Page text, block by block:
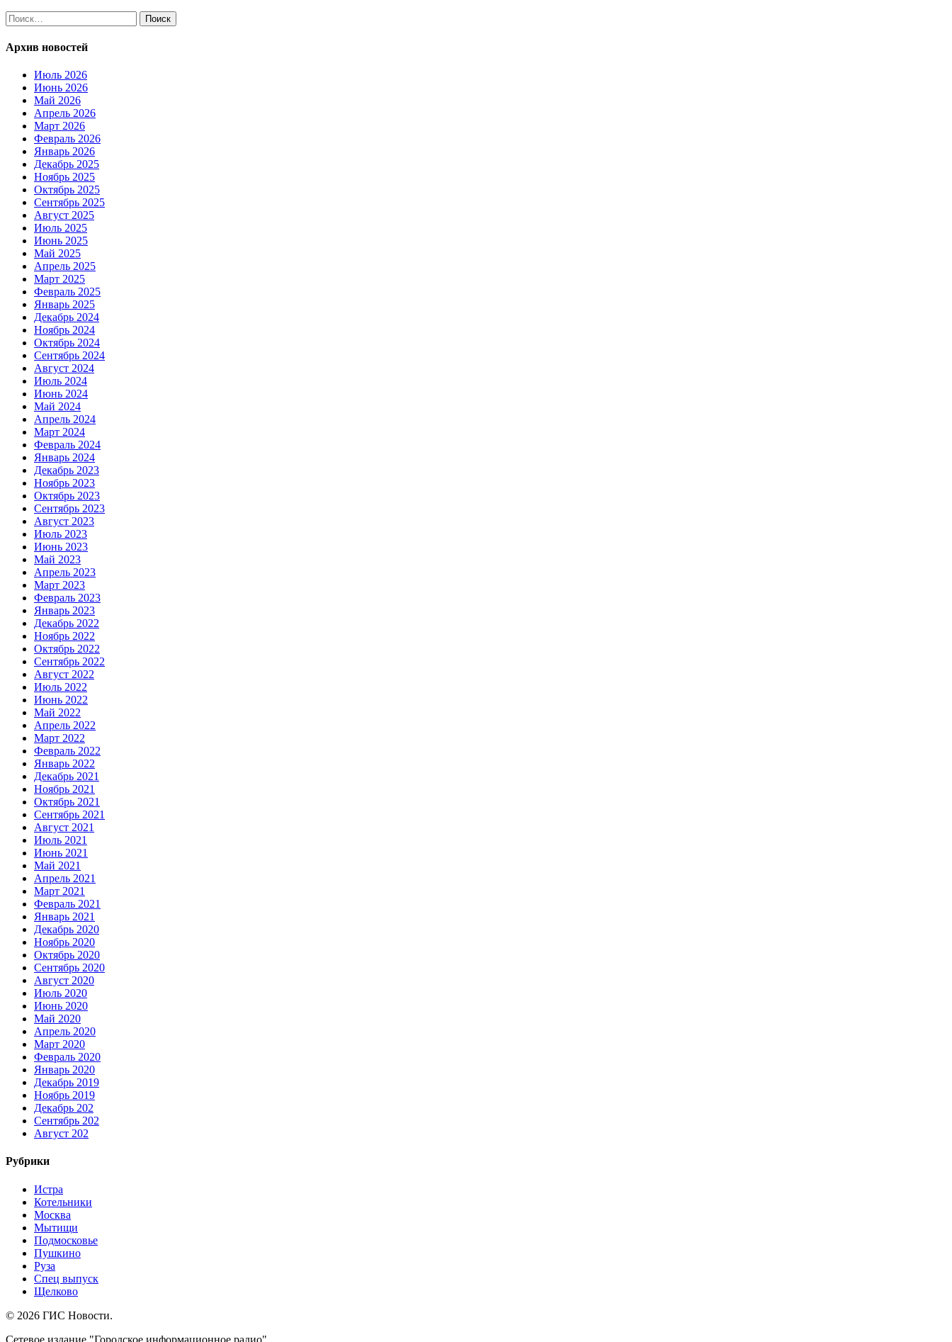
Найти:
Архив новостей
Июль 2026
Июнь 2026
Май 2026
Апрель 2026
Март 2026
Февраль 2026
Январь 2026
Декабрь 2025
Ноябрь 2025
Октябрь 2025
Сентябрь 2025
Август 2025
Июль 2025
Июнь 2025
Май 2025
Апрель 2025
Март 2025
Февраль 2025
Январь 2025
Декабрь 2024
Ноябрь 2024
Октябрь 2024
Сентябрь 2024
Август 2024
Июль 2024
Июнь 2024
Май 2024
Апрель 2024
Март 2024
Февраль 2024
Январь 2024
Декабрь 2023
Ноябрь 2023
Октябрь 2023
Сентябрь 2023
Август 2023
Июль 2023
Июнь 2023
Май 2023
Апрель 2023
Март 2023
Февраль 2023
Январь 2023
Декабрь 2022
Ноябрь 2022
Октябрь 2022
Сентябрь 2022
Август 2022
Июль 2022
Июнь 2022
Май 2022
Апрель 2022
Март 2022
Февраль 2022
Январь 2022
Декабрь 2021
Ноябрь 2021
Октябрь 2021
Сентябрь 2021
Август 2021
Июль 2021
Июнь 2021
Май 2021
Апрель 2021
Март 2021
Февраль 2021
Январь 2021
Декабрь 2020
Ноябрь 2020
Октябрь 2020
Сентябрь 2020
Август 2020
Июль 2020
Июнь 2020
Май 2020
Апрель 2020
Март 2020
Февраль 2020
Январь 2020
Декабрь 2019
Ноябрь 2019
Декабрь 202
Сентябрь 202
Август 202
Рубрики
Истра
Котельники
Москва
Мытищи
Подмосковье
Пушкино
Руза
Спец выпуск
Щелково
© 2026 ГИС Новости.
Сетевое издание "Городское информационное радио"